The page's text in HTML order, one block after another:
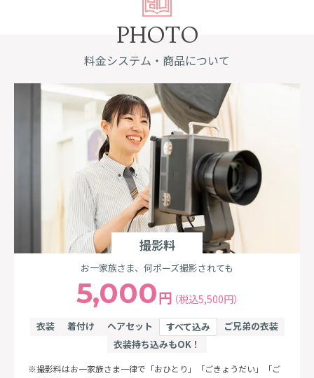
PHOTO
料金システム・商品について
撮影料
お一家族さま、何ポーズ撮影されても
5,000円（税込5,500円）
衣装 着付け ヘアセット すべて込み
ご兄弟の衣装
衣装持ち込みもOK！
撮影料はお一家族さま一律で「おひとり」「ごきょうだい」「ご